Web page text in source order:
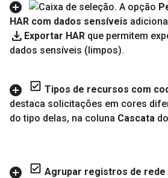
A opção
HAR com dados sensíveis
download Exportar HAR que permitem
dados sensíveis (limpos).
Tipos de recursos com
destaca solicitações em cores
do tipo delas, na coluna Cascata
Agrupar registros de